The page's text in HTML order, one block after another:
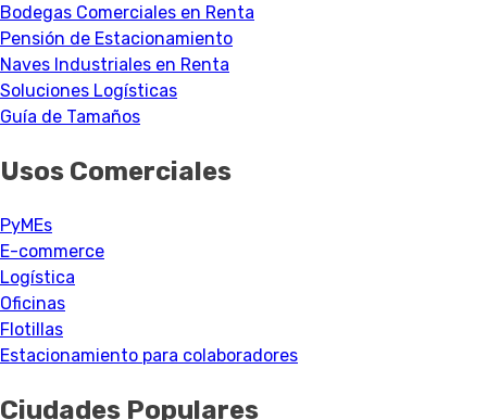
Bodegas Comerciales en Renta
Pensión de Estacionamiento
Naves Industriales en Renta
Soluciones Logísticas
Guía de Tamaños
Usos Comerciales
PyMEs
E-commerce
Logística
Oficinas
Flotillas
Estacionamiento para colaboradores
Ciudades Populares